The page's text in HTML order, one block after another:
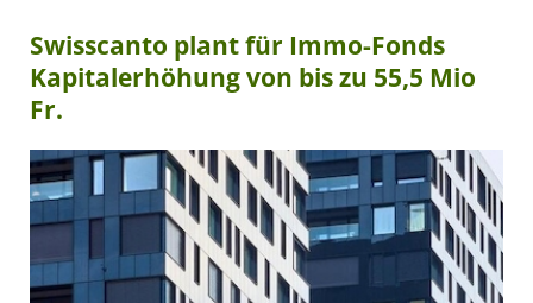
Swisscanto plant für Immo-Fonds
Kapitalerhöhung von bis zu 55,5 Mio
Fr.